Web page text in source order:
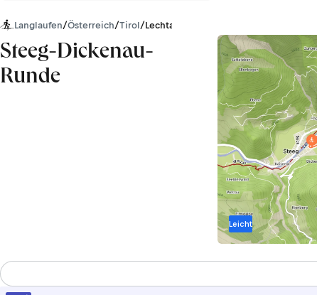
Langlaufen/Österreich/Tirol/Lechtaler Alpen
Steeg-Dickenau-
Runde
Leicht